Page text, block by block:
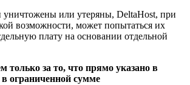
или утеряны, DeltaHost, при
возможности, может попытаться их
плату на основании отдельной
только за то, что прямо указано в
ограниченной сумме